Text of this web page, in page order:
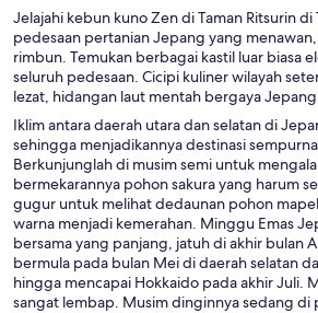
Jelajahi kebun kuno Zen di Taman Ritsurin di
pedesaan pertanian Jepang yang
rimbun. Temukan berbagai kastil luar biasa
seluruh pedesaan. Cicipi kuliner wilayah
lezat, hidangan laut mentah bergaya Jepang.
Iklim antara daerah utara dan selatan di
sehingga menjadikannya destinasi
Berkunjunglah di musim semi untuk
bermekarannya pohon sakura yang harum
gugur untuk melihat dedaunan pohon
warna menjadi kemerahan. Minggu Emas
bersama yang panjang, jatuh di akhir bulan
bermula pada bulan Mei di daerah selatan
hingga mencapai Hokkaido pada akhir Juli.
sangat lembap. Musim dinginnya sedang di